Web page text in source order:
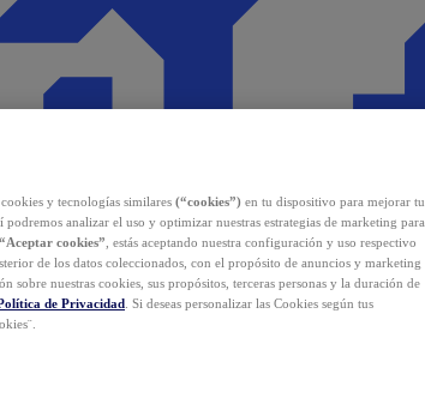
y tecnologías similares (“cookies”) en tu dispositivo para mejorar tu
analizar el uso y optimizar nuestras estrategias de marketing para
“Aceptar cookies” , estás aceptando nuestra configuración y uso respectivo
de los datos coleccionados, con el propósito de anuncios y marketing
sobre nuestras cookies, sus propósitos, terceras personas y la duración de
de Privacidad . Si deseas personalizar las Cookies según tus